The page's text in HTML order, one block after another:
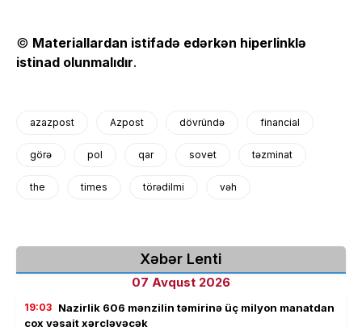
© Materiallardan istifadə edərkən hiperlinklə
istinad olunmalıdır.
azazpost Azpost dövründə financial
görə pol qar sovet təzminat
the times törədilmi vəh
Xəbər Lenti
07 Avqust 2026
19:03 Nazirlik 606 mənzilin təmirinə üç milyon manatdan
çox vəsait xərcləyəcək